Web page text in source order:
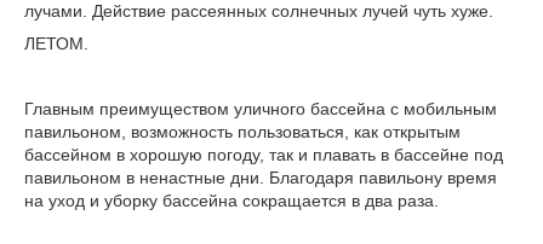
лучами. Действие рассеянных солнечных лучей чуть хуже.
ЛЕТОМ.
Главным преимуществом уличного бассейна с мобильным
павильоном, возможность пользоваться, как открытым
бассейном в хорошую погоду, так и плавать в бассейне под
павильоном в ненастные дни. Благодаря павильону время
на уход и уборку бассейна сокращается в два раза.